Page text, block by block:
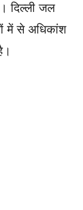
दिल्ली जल
में से अधिकांश